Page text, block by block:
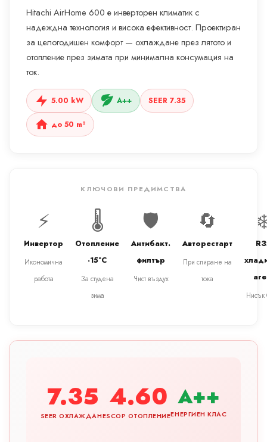
Hitachi AirHome 600 е инверторен климатик с
надеждна технология и висока ефективност. Проектиран
за целогодишен комфорт — охлаждане през лятото и
отопление през зимата при минимална консумация на
ток.
5.00 kW A++ SEER 7.35
до 50 m²
КЛЮЧОВИ ПРЕДИМСТВА
⚡
Инвертор
Икономична
работа
🌡️
Отопление
-15°C
За студена
зима
🛡️
Антибакт.
филтър
Чист въздух
🔄
Авторестарт
При спиране на
тока
Нисък
7.35
SEER ОХЛАЖДАНЕ
4.60
SCOP ОТОПЛЕНИЕ
A++
ЕНЕРГИЕН КЛАС